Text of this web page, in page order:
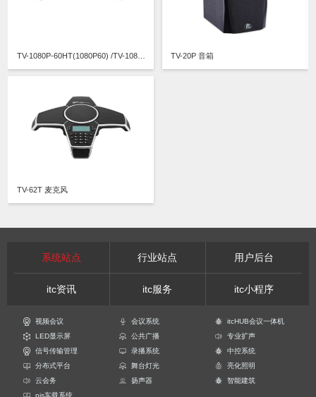
TV-1080P-60HT(1080P60) /TV-1080P-60HT(1080P30)高清视频终端 TV-20P 音箱
TV-62T 麦克风
系统站点 行业站点 用户后台
itc资讯 itc服务 itc小程序
视频会议 会议系统
itcHUB会议一体机
LED显示屏
公共广播
专业扩声
信号传输管理
录播系统
中控系统
分布式平台
舞台灯光
亮化照明
云会务
扬声器
智能建筑
pis车载系统